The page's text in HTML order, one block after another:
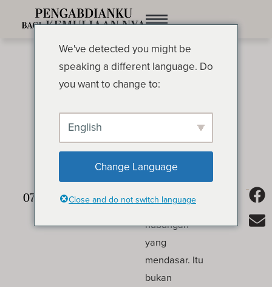
Perdamaian
OLEH OSWALD CHAMBERS
sebuah
hubungan
yang
mendasar. Itu
bukan
We've detected you might be
speaking a different language. Do
you want to change to:
English
Change Language
Close and do not switch language